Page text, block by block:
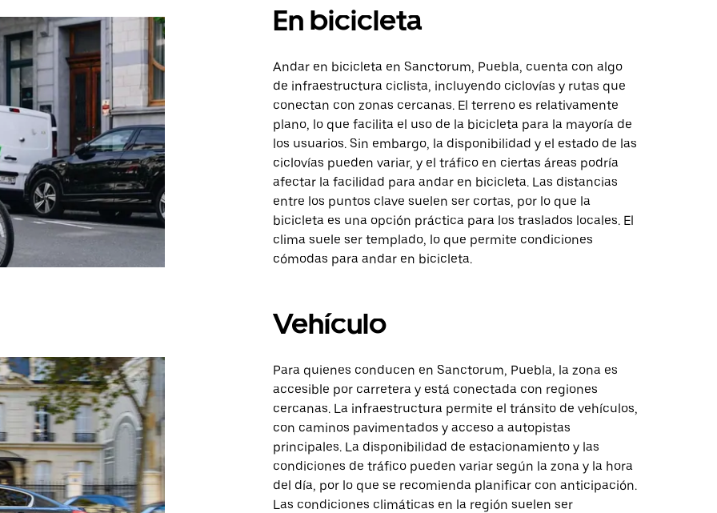
En bicicleta
Andar en bicicleta en Sanctorum, Puebla, cuenta con algo
de infraestructura ciclista, incluyendo ciclovías y rutas que
conectan con zonas cercanas. El terreno es relativamente
plano, lo que facilita el uso de la bicicleta para la mayoría de
los usuarios. Sin embargo, la disponibilidad y el estado de las
ciclovías pueden variar, y el tráfico en ciertas áreas podría
afectar la facilidad para andar en bicicleta. Las distancias
entre los puntos clave suelen ser cortas, por lo que la
bicicleta es una opción práctica para los traslados locales. El
clima suele ser templado, lo que permite condiciones
cómodas para andar en bicicleta.
Vehículo
Para quienes conducen en Sanctorum, Puebla, la zona es
accesible por carretera y está conectada con regiones
cercanas. La infraestructura permite el tránsito de vehículos,
con caminos pavimentados y acceso a autopistas
principales. La disponibilidad de estacionamiento y las
condiciones de tráfico pueden variar según la zona y la hora
del día, por lo que se recomienda planificar con anticipación.
Las condiciones climáticas en la región suelen ser